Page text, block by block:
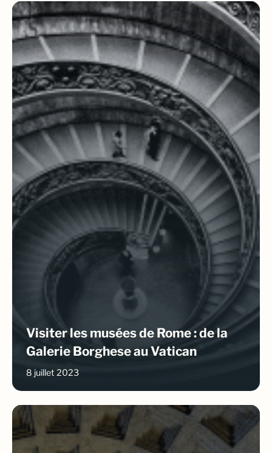
Visiter les musées de Rome : de la
Galerie Borghese au Vatican
8 juillet 2023